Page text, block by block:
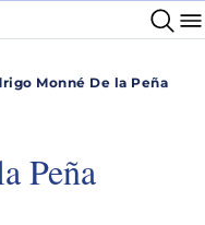
Monné De la Peña
Peña